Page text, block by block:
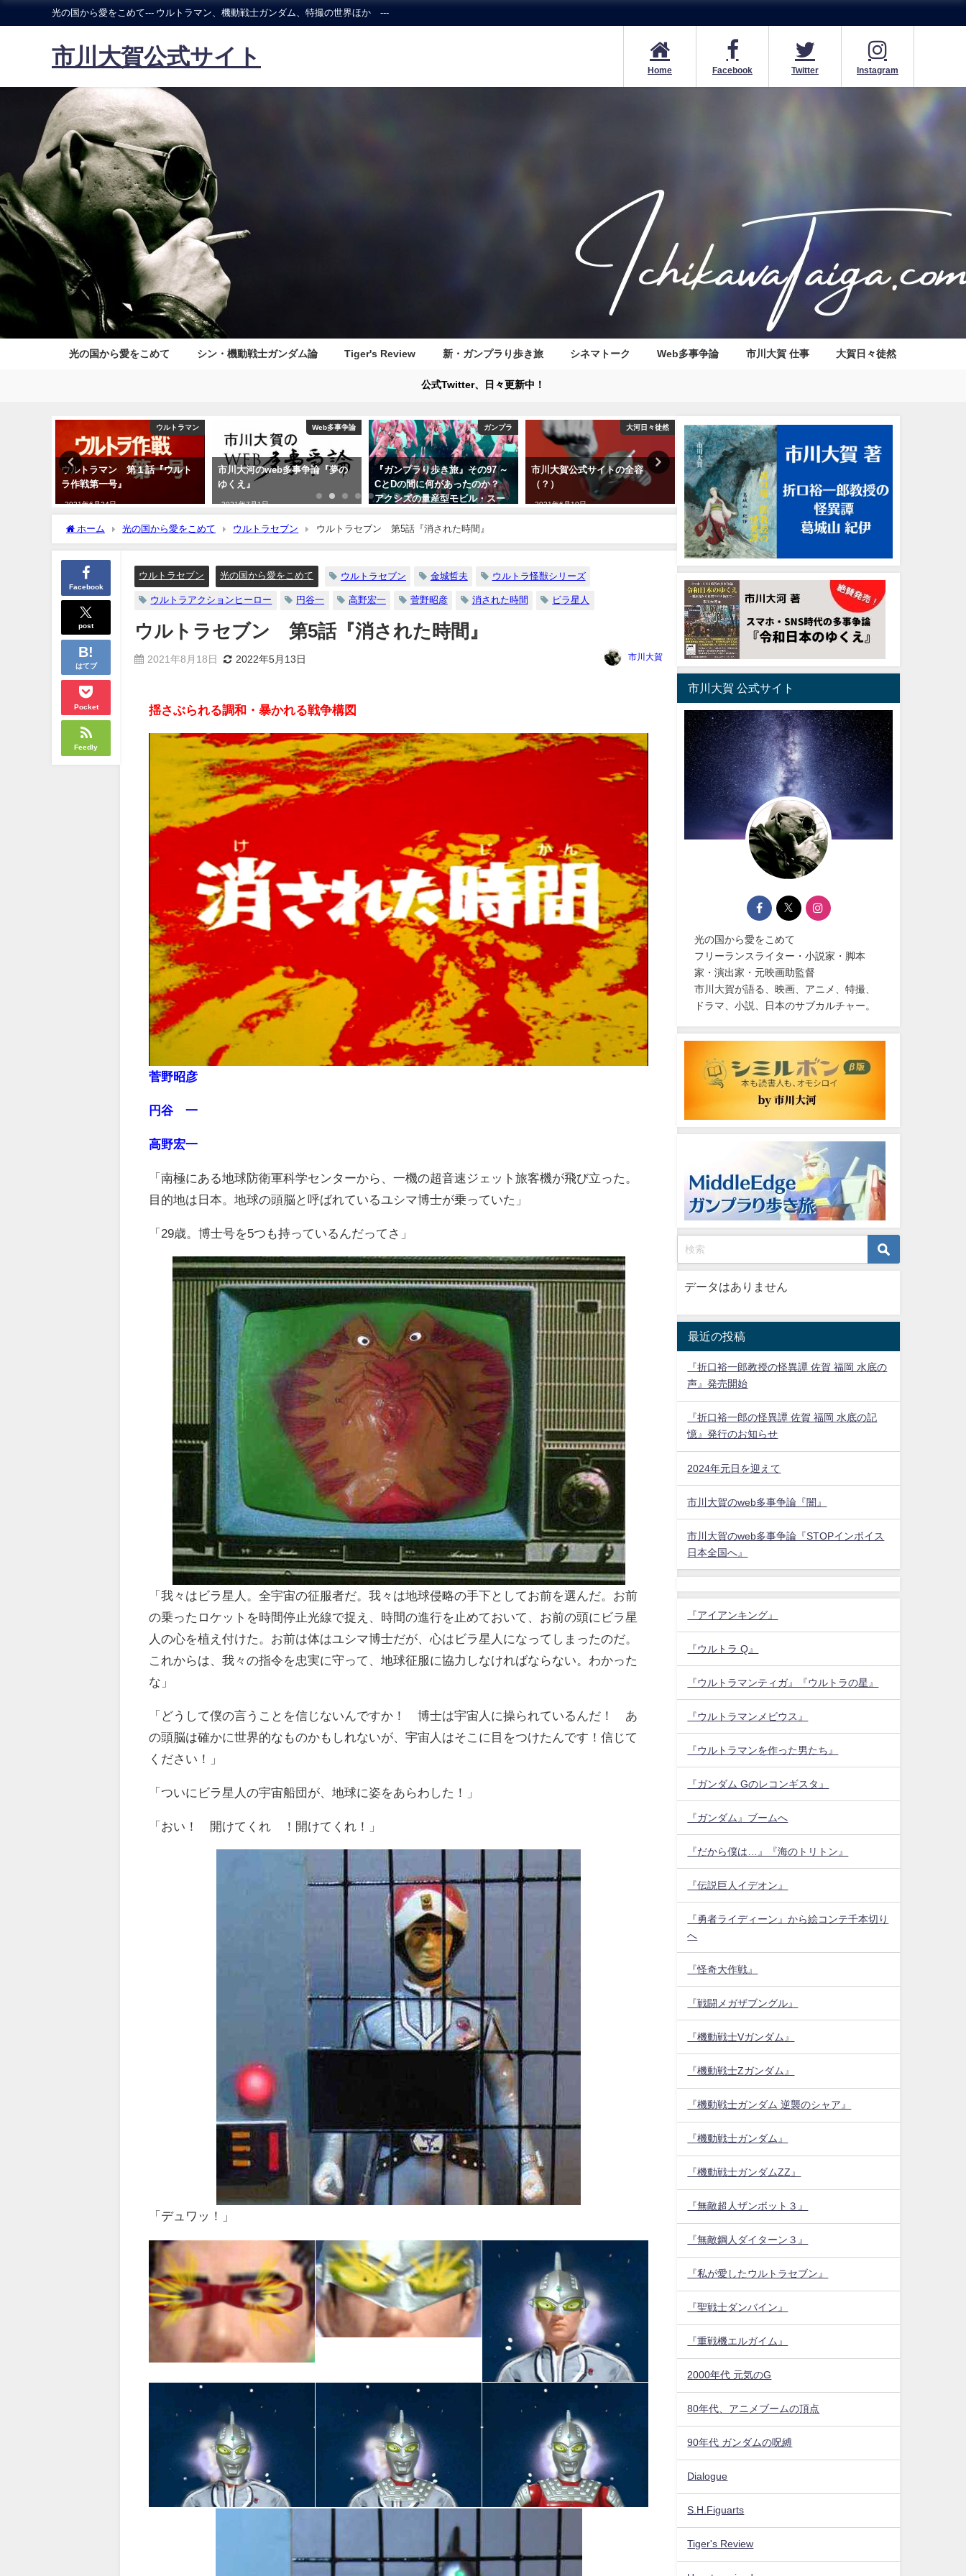
光の国から愛をこめて--- ウルトラマン、機動戦士ガンダム、特撮の世界ほか ---
市川大賀公式サイト
Home Facebook Twitter Instagram
光の国から愛をこめて シン・機動戦士ガンダム論 Tiger's Review 新・ガンプラり歩き旅 シネマトーク Web多事争論 市川大賀 仕事 大賀日々徒然
公式Twitter、日々更新中！
ウルトラマン
ウルトラマン 第１話『ウルト
ラ作戦第一号』
2021年6月24日
Web多事争論
市川大河のweb多事争論『夢の
ゆくえ』
2021年7月1日
ガンプラ
『ガンプラり歩き旅』その97 ～
CとDの間に何があったのか？
アクシズの量産型モビル・スー
ツ、ガザC登場！～
2023年1月22日
大河日々徒然
市川大賀公式サイトの全容
（？）
2021年6月19日
サジェスト汚染・ぬこー様の実
録漫画に出てくる「〇〇大〇」
について
2022年12月13日
気に駆け抜ける！（70年代
メるなよ）』目次
2022年3月16日
ホーム 光の国から愛をこめて ウルトラセブン ウルトラセブン 第5話『消された時間』
Facebook
post
はてブ
Pocket
Feedly
ウルトラセブン 光の国から愛をこめて ウルトラセブン 金城哲夫 ウルトラ怪獣シリーズ
ウルトラアクションヒーロー 円谷一 高野宏一 菅野昭彦 消された時間 ビラ星人
ウルトラセブン 第5話『消された時間』
2021年8月18日 2022年5月13日 市川大賀
揺さぶられる調和・暴かれる戦争構図
菅野昭彦
円谷 一
高野宏一
「南極にある地球防衛軍科学センターから、一機の超音速ジェット旅客機が飛び立った。
目的地は日本。地球の頭脳と呼ばれているユシマ博士が乗っていた」
「29歳。博士号を5つも持っているんだってさ」
「我々はビラ星人。全宇宙の征服者だ。我々は地球侵略の手下としてお前を選んだ。お前
の乗ったロケットを時間停止光線で捉え、時間の進行を止めておいて、お前の頭にビラ星
人の心を植え付けた。お前は体はユシマ博士だが、心はビラ星人になってしまったのだ。
これからは、我々の指令を忠実に守って、地球征服に協力しなければならない。わかった
な」
「どうして僕の言うことを信じないんですか！ 博士は宇宙人に操られているんだ！ あ
の頭脳は確かに世界的なものかもしれないが、宇宙人はそこに目をつけたんです！信じて
ください！」
「ついにビラ星人の宇宙船団が、地球に姿をあらわした！」
「おい！ 開けてくれ ！開けてくれ！」
「デュワッ！」
市川大賀 公式サイト
光の国から愛をこめて
フリーランスライター・小説家・脚本
家・演出家・元映画助監督
市川大賀が語る、映画、アニメ、特撮、
ドラマ、小説、日本のサブカルチャー。
データはありません
最近の投稿
『折口裕一郎教授の怪異譚 佐賀 福岡 水底の
声』発売開始
『折口裕一郎の怪異譚 佐賀 福岡 水底の記
憶』発行のお知らせ
2024年元日を迎えて
市川大賀のweb多事争論『闇』
市川大賀のweb多事争論『STOPインボイス
日本全国へ』
『アイアンキング』
『ウルトラ Q』
『ウルトラマンティガ』『ウルトラの星』
『ウルトラマンメビウス』
『ウルトラマンを作った男たち』
『ガンダム Gのレコンギスタ』
『ガンダム』ブームへ
『だから僕は…』『海のトリトン』
『伝説巨人イデオン』
『勇者ライディーン』から絵コンテ千本切り
へ
『怪奇大作戦』
『戦闘メガザブングル』
『機動戦士Vガンダム』
『機動戦士Zガンダム』
『機動戦士ガンダム 逆襲のシャア』
『機動戦士ガンダム』
『機動戦士ガンダムZZ』
『無敵超人ザンボット３』
『無敵鋼人ダイターン３』
『私が愛したウルトラセブン』
『聖戦士ダンバイン』
『重戦機エルガイム』
2000年代 元気のG
80年代、アニメブームの頂点
90年代 ガンダムの呪縛
Dialogue
S.H.Figuarts
Tiger's Review